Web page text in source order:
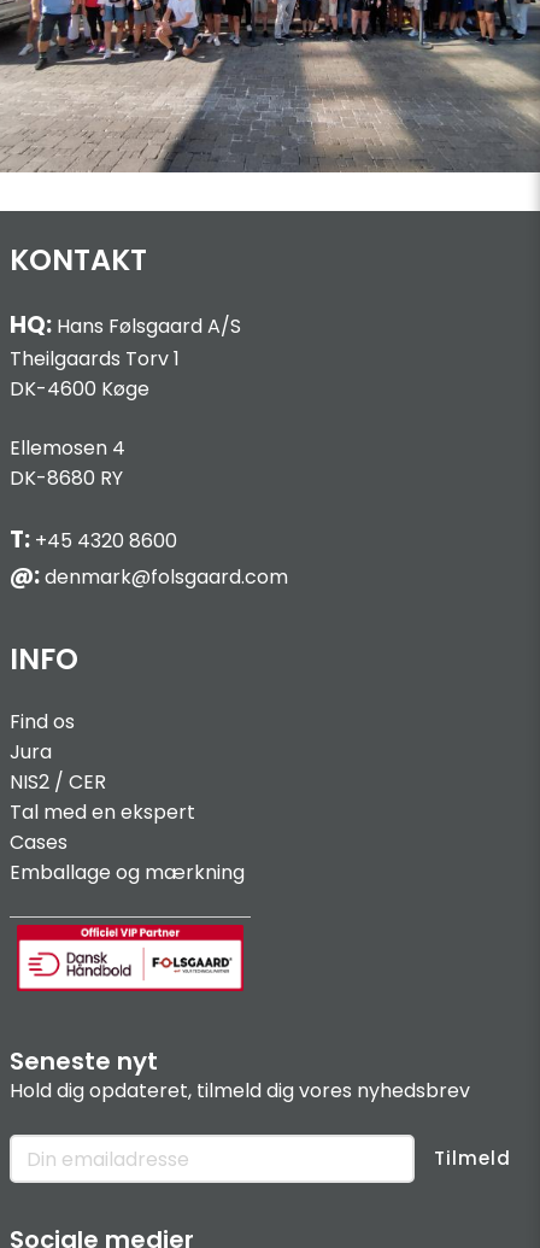
KONTAKT
HQ: Hans Følsgaard A/S
Theilgaards Torv 1
DK-4600 Køge
Ellemosen 4
DK-8680 RY
T: +45 4320 8600
@:denmark@folsgaard.com
INFO
Find os
Jura
NIS2 / CER
Tal med en ekspert
Cases
Emballage og mærkning
Seneste nyt
Hold dig opdateret, tilmeld dig vores nyhedsbrev
Tilmeld
Sociale medier